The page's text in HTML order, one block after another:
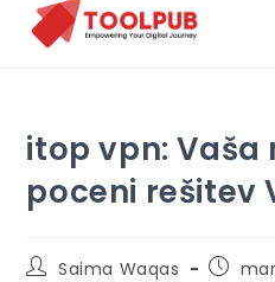
itop vpn: Vaša
poceni rešitev
Saima Waqas